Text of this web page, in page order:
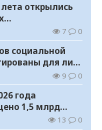
открылись
7 0
социальной
для лиц
9 0
года
1,5 млрд
13 0